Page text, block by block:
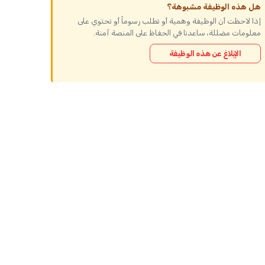
هل هذه الوظيفة مشبوهة؟
إذا لاحظت أن الوظيفة وهمية أو تطلب رسوماً أو تحتوي على
معلومات مضللة، ساعدنا في الحفاظ على المنصة آمنة.
الإبلاغ عن هذه الوظيفة